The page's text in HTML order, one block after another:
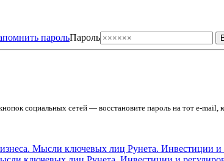
парольПароль
социальных сетей — восстановите пароль на тот e-mail,